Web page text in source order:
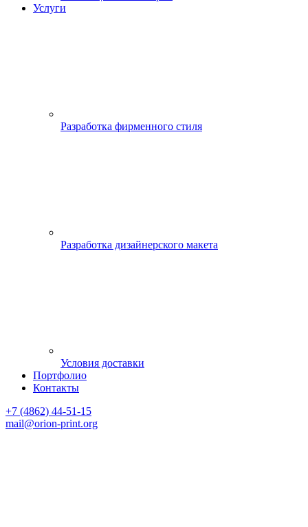
Услуги
Разработка фирменного стиля
Разработка дизайнерского макета
Условия доставки
Портфолио
Контакты
+7 (4862) 44-51-15
mail@orion-print.org